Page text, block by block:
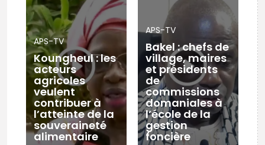
APS-TV
Koungheul : les
acteurs
agricoles
veulent
contribuer à
l’atteinte de la
souveraineté
alimentaire
APS-TV
Bakel : chefs de
village, maires
et présidents
de
commissions
domaniales à
l’école de la
gestion
foncière